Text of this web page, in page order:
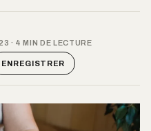
· 4 MIN DE LECTURE
ENREGISTRER